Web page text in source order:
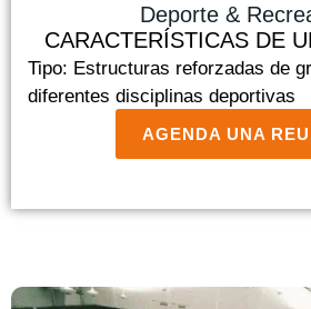
Deporte &
CARACTERÍSTICAS DE
Tipo: Estructuras reforzadas de
diferentes disciplinas deportivas
AGENDA UNA